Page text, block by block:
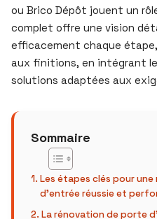
ou Brico Dépôt jouent un
complet offre une vision
efficacement chaque
aux finitions, en intégrant
solutions adaptées aux
Sommaire
Les étapes clés pour
d’entrée réussie et
La rénovation de porte